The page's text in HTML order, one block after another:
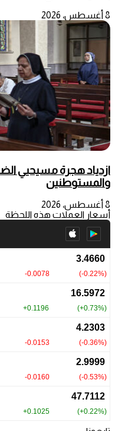
8 أغسطس، 2026
ازدياد هجرة مسيحيي
والمستوطنين
8 أغسطس، 2026
أسعار العملات هذه اللحظة